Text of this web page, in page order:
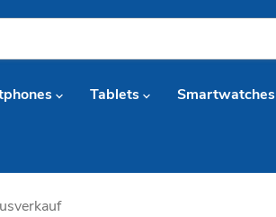
Tablets Smartwatches